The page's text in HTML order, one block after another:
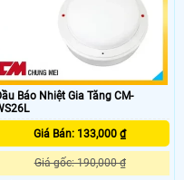
an toàn.
Báo Nhiệt Gia Tăng CM-
Giá Bán: 133,000 ₫
Giá gốc: 190,000 ₫